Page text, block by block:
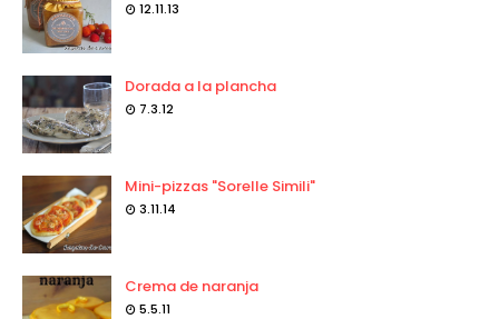
12.11.13
Dorada a la plancha
7.3.12
Mini-pizzas "Sorelle Simili"
3.11.14
Crema de naranja
5.5.11